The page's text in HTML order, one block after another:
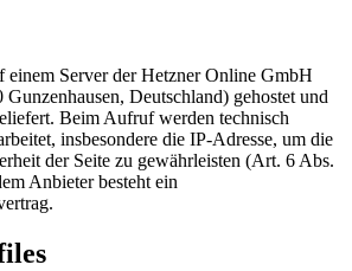
einem Server der Hetzner Online GmbH
Deutschland) gehostet und
Beim Aufruf werden technisch
insbesondere die IP-Adresse, um die
der Seite zu gewährleisten (Art. 6 Abs.
Anbieter besteht ein